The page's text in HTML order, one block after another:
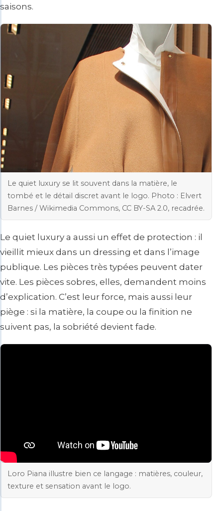
saisons.
Le quiet luxury se lit souvent dans la matière, le
tombé et le détail discret avant le logo. Photo : Elvert
Barnes / Wikimedia Commons, CC BY-SA 2.0, recadrée.
Le quiet luxury a aussi un effet de protection : il
vieillit mieux dans un dressing et dans l’image
publique. Les pièces très typées peuvent dater
vite. Les pièces sobres, elles, demandent moins
d’explication. C’est leur force, mais aussi leur
piège : si la matière, la coupe ou la finition ne
suivent pas, la sobriété devient fade.
Loro Piana illustre bien ce langage : matières, couleur,
texture et sensation avant le logo.